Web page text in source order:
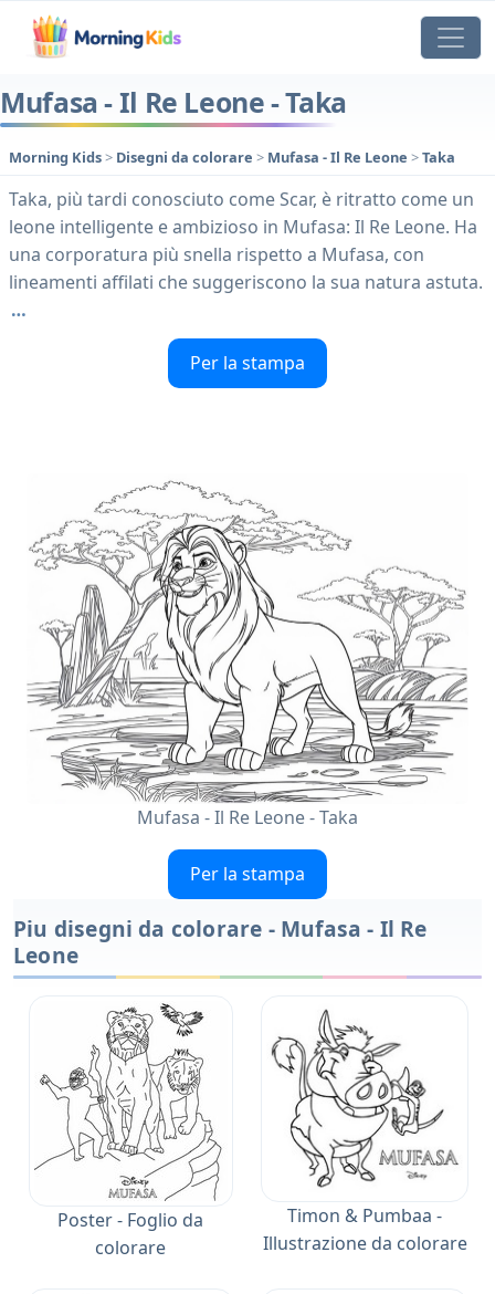
Mufasa - Il Re Leone - Taka
Morning Kids> Disegni da colorare > Mufasa - Il Re Leone >Taka
Taka, più tardi conosciuto come Scar, è ritratto come un
leone intelligente e ambizioso in Mufasa: Il Re Leone. Ha
una corporatura più snella rispetto a Mufasa, con
lineamenti affilati che suggeriscono la sua natura astuta.
…
Per la stampa
Mufasa - Il Re Leone - Taka
Per la stampa
Piu disegni da colorare - Mufasa - Il Re
Leone
Poster - Foglio da
colorare
Timon & Pumbaa -
Illustrazione da colorare